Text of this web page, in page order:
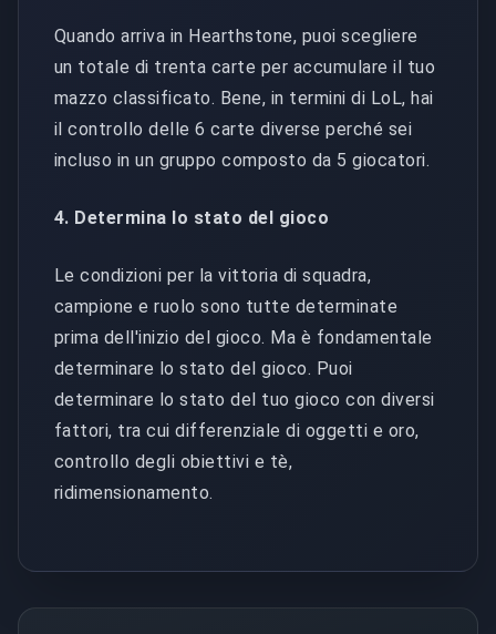
Quando arriva in Hearthstone, puoi scegliere
un totale di trenta carte per accumulare il tuo
mazzo classificato. Bene, in termini di LoL, hai
il controllo delle 6 carte diverse perché sei
incluso in un gruppo composto da 5 giocatori.
4. Determina lo stato del gioco
Le condizioni per la vittoria di squadra,
campione e ruolo sono tutte determinate
prima dell'inizio del gioco. Ma è fondamentale
determinare lo stato del gioco. Puoi
determinare lo stato del tuo gioco con diversi
fattori, tra cui differenziale di oggetti e oro,
controllo degli obiettivi e tè,
ridimensionamento.